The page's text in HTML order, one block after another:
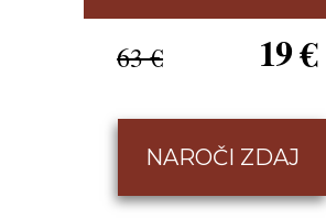
63 € 19 €
NAROČI ZDAJ